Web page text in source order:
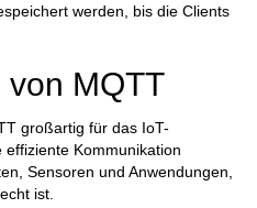
werden, bis die Clients
MQTT
großartig für das IoT-
Kommunikation
Sensoren und Anwendungen,
ist.